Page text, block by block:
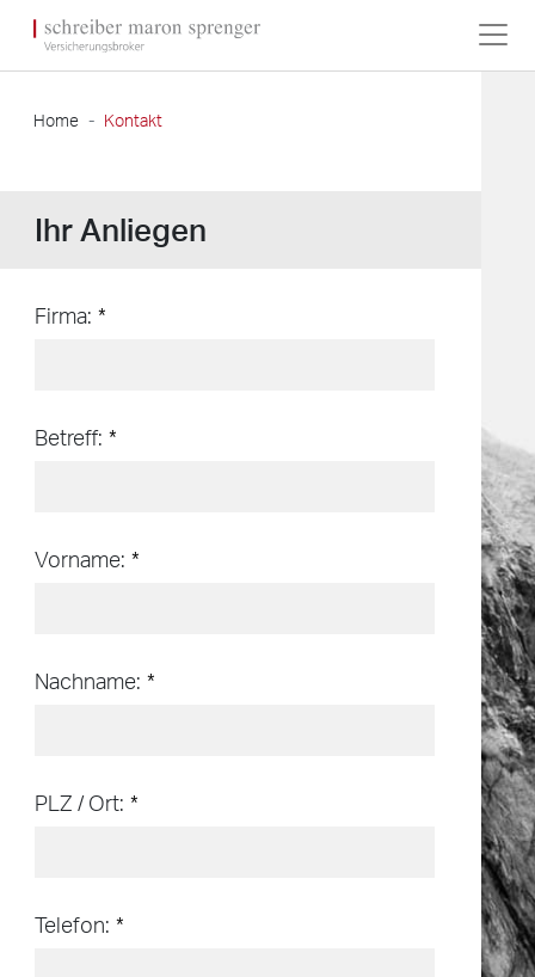
Home Kontakt
Ihr Anliegen
this
Firma:
Betreff:
Vorname:
Nachname:
PLZ / Ort:
Telefon: